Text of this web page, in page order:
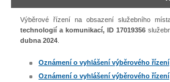
Výběrové řízení na obsazení služebního
technologií a komunikací, ID 17019356
dubna 2024
Oznámení o vyhlášení výběrového řízení
Oznámení o vyhlášení výběrového řízení